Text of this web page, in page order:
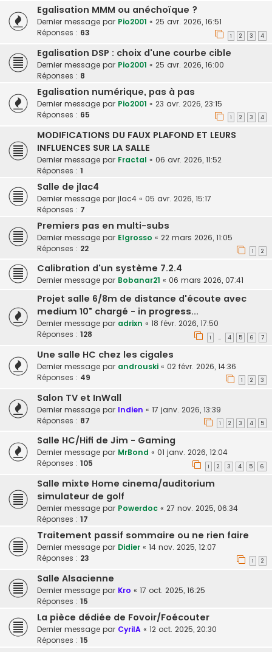
Egalisation MMM ou anéchoïque ?
Dernier message par Pio2001 « 25 avr. 2026, 16:51
Réponses : 63 1 2 3 4
Egalisation DSP : choix d'une courbe cible
Dernier message par Pio2001 « 25 avr. 2026, 16:00
Réponses : 8
Egalisation numérique, pas à pas
Dernier message par Pio2001 « 23 avr. 2026, 23:15
Réponses : 65 1 2 3 4
MODIFICATIONS DU FAUX PLAFOND ET LEURS
INFLUENCES SUR LA SALLE
Dernier message par Fractal « 06 avr. 2026, 11:52
Réponses : 1
Salle de jlac4
Dernier message par jlac4 « 05 avr. 2026, 15:17
Réponses : 7
Premiers pas en multi-subs
Dernier message par Elgrosso « 22 mars 2026, 11:05
Réponses : 22 1 2
Calibration d'un système 7.2.4
Dernier message par Bobanar21 « 06 mars 2026, 07:41
Projet salle 6/8m de distance d'écoute avec
medium 10" chargé - in progress...
Dernier message par adrixn « 18 févr. 2026, 17:50
Réponses : 128 1 … 4 5 6 7
Une salle HC chez les cigales
Dernier message par androuski « 02 févr. 2026, 14:36
Réponses : 49 1 2 3
Salon TV et InWall
Dernier message par Indien « 17 janv. 2026, 13:39
Réponses : 87 1 2 3 4 5
Salle HC/Hifi de Jim - Gaming
Dernier message par MrBond « 01 janv. 2026, 12:04
Réponses : 105 1 2 3 4 5 6
Salle mixte Home cinema/auditorium
simulateur de golf
Dernier message par Powerdoc « 27 nov. 2025, 06:34
Réponses : 17
Traitement passif sommaire ou ne rien faire
Dernier message par Didier « 14 nov. 2025, 12:07
Réponses : 23 1 2
Salle Alsacienne
Dernier message par Kro « 17 oct. 2025, 16:25
Réponses : 15
La pièce dédiée de Fovoir/Foécouter
Dernier message par CyrilA « 12 oct. 2025, 20:30
Réponses : 15